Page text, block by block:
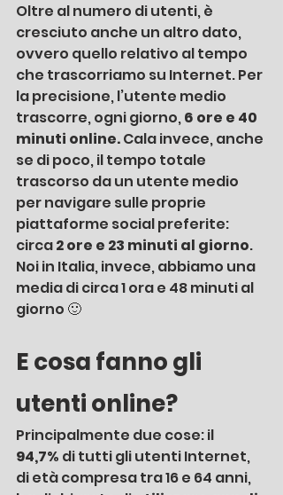
Oltre al numero di utenti, è
cresciuto anche un altro dato,
ovvero quello relativo al tempo
che trascorriamo su Internet. Per
la precisione, l’utente medio
trascorre, ogni giorno, 6 ore e 40
minuti online. Cala invece, anche
se di poco, il tempo totale
trascorso da un utente medio
per navigare sulle proprie
piattaforme social preferite:
circa 2 ore e 23 minuti al giorno.
Noi in Italia, invece, abbiamo una
media di circa 1 ora e 48 minuti al
giorno 🙂
E cosa fanno gli
utenti online?
Principalmente due cose: il
94,7% di tutti gli utenti Internet,
di età compresa tra 16 e 64 anni,